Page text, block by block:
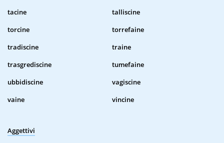
tacine
talliscine
torcine
torrefaine
tradiscine
traine
trasgrediscine
tumefaine
ubbidiscine
vagiscine
vaine
vincine
Aggettivi